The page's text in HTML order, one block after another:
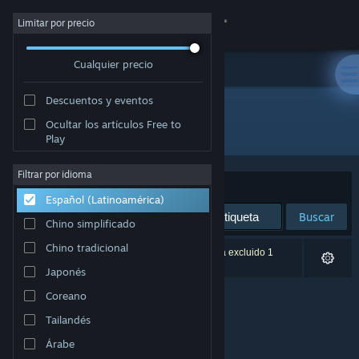
Iniciar sesión
Acerca de
Soporte
Cambiar idioma
Obtener la aplicación de Steam Mobile
Ver versión clásica
Limitar por precio
Cualquier precio
Descuentos y eventos
Ocultar los artículos Free to
Play
Filtrar por idioma
Español (Latinoamérica)
Chino simplificado
Chino tradicional
Japonés
Coreano
Tailandés
Árabe
Desarrollador: Last Sun, LLC
Ordenar por Relevancia
Buscar
0 resultado(s) coinciden con la búsqueda. Se ha excluido 1
título según tus preferencias.